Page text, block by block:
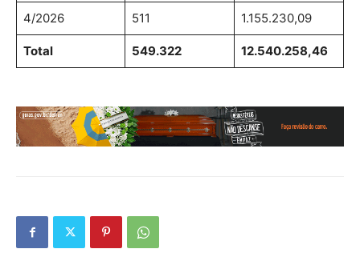
4/2026 511 1.155.230,09
Total 549.322 12.540.258,46